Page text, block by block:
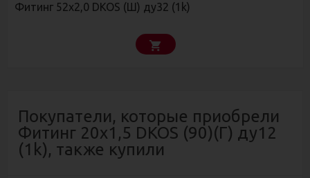
Фитинг 52х2,0 DKOS (Ш) ду32 (1k)
Покупатели, которые приобрели
Фитинг 20х1,5 DKOS (90)(Г) ду12
(1k), также купили